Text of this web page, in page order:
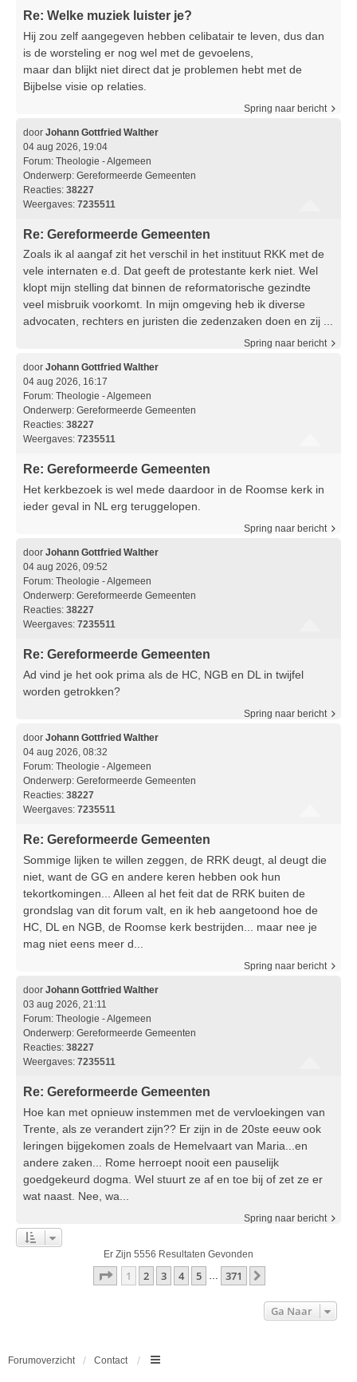
Re: Welke muziek luister je?
Hij zou zelf aangegeven hebben celibatair te leven, dus dan
is de worsteling er nog wel met de gevoelens,
maar dan blijkt niet direct dat je problemen hebt met de
Bijbelse visie op relaties.
Spring naar bericht
door Johann Gottfried Walther
04 aug 2026, 19:04
Forum: Theologie - Algemeen
Onderwerp: Gereformeerde Gemeenten
Reacties: 38227
Weergaves: 7235511
Re: Gereformeerde Gemeenten
Zoals ik al aangaf zit het verschil in het instituut RKK met de
vele internaten e.d. Dat geeft de protestante kerk niet. Wel
klopt mijn stelling dat binnen de reformatorische gezindte
veel misbruik voorkomt. In mijn omgeving heb ik diverse
advocaten, rechters en juristen die zedenzaken doen en zij ...
Spring naar bericht
door Johann Gottfried Walther
04 aug 2026, 16:17
Forum: Theologie - Algemeen
Onderwerp: Gereformeerde Gemeenten
Reacties: 38227
Weergaves: 7235511
Re: Gereformeerde Gemeenten
Het kerkbezoek is wel mede daardoor in de Roomse kerk in
ieder geval in NL erg teruggelopen.
Spring naar bericht
door Johann Gottfried Walther
04 aug 2026, 09:52
Forum: Theologie - Algemeen
Onderwerp: Gereformeerde Gemeenten
Reacties: 38227
Weergaves: 7235511
Re: Gereformeerde Gemeenten
Ad vind je het ook prima als de HC, NGB en DL in twijfel
worden getrokken?
Spring naar bericht
door Johann Gottfried Walther
04 aug 2026, 08:32
Forum: Theologie - Algemeen
Onderwerp: Gereformeerde Gemeenten
Reacties: 38227
Weergaves: 7235511
Re: Gereformeerde Gemeenten
Sommige lijken te willen zeggen, de RRK deugt, al deugt die
niet, want de GG en andere keren hebben ook hun
tekortkomingen... Alleen al het feit dat de RRK buiten de
grondslag van dit forum valt, en ik heb aangetoond hoe de
HC, DL en NGB, de Roomse kerk bestrijden... maar nee je
mag niet eens meer d...
Spring naar bericht
door Johann Gottfried Walther
03 aug 2026, 21:11
Forum: Theologie - Algemeen
Onderwerp: Gereformeerde Gemeenten
Reacties: 38227
Weergaves: 7235511
Re: Gereformeerde Gemeenten
Hoe kan met opnieuw instemmen met de vervloekingen van
Trente, als ze verandert zijn?? Er zijn in de 20ste eeuw ook
leringen bijgekomen zoals de Hemelvaart van Maria...en
andere zaken... Rome herroept nooit een pauselijk
goedgekeurd dogma. Wel stuurt ze af en toe bij of zet ze er
wat naast. Nee, wa...
Spring naar bericht
Er Zijn 5556 Resultaten Gevonden
Pagina Van371
1 2 3 4 5 371
Ga Naar
Forumoverzicht Contact